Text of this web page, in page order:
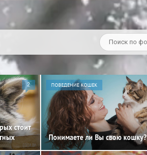
2
стоит
ПОВЕДЕНИЕ КОШЕК
Понимаете ли Вы свою кошку?